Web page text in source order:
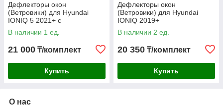
Дефлекторы окон
(Ветровики) для Hyundai
IONIQ 5 2021+ с
металлическим молдингом
В наличии 1 ед.
21 000 ₸/комплект
Купить
Дефлекторы окон
(Ветровики) для Hyundai
IONIQ 2019+
В наличии 2 ед.
20 350 ₸/комплект
Купить
О нас